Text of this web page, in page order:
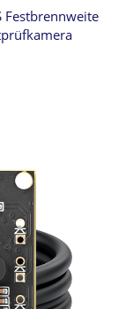
Festbrennweite